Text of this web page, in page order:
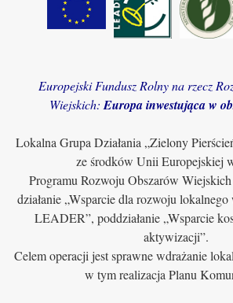
Europejski Fundusz Rolny na rzecz
Wiejskich: Europa inwestująca w
Lokalna Grupa Działania „Zielony
ze środków Unii Europejskiej
Programu Rozwoju Obszarów
działanie „Wsparcie dla rozwoju
LEADER”, poddziałanie „Wsparcie
aktywizacji”.
Celem operacji jest sprawne wdrażanie
w tym realizacja Planu